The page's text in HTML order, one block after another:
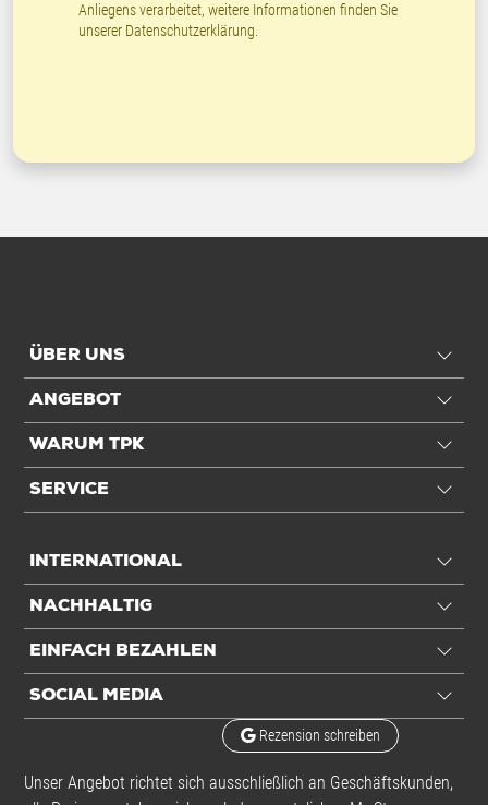
Anliegens verarbeitet, weitere Informationen finden Sie
unserer Datenschutzerklärung
ÜBER UNS
ANGEBOT
WARUM TPK
SERVICE
INTERNATIONAL
NACHHALTIG
EINFACH BEZAHLEN
SOCIAL MEDIA
Rezension schreiben
Unser Angebot richtet sich ausschließlich an Geschäftskunden,